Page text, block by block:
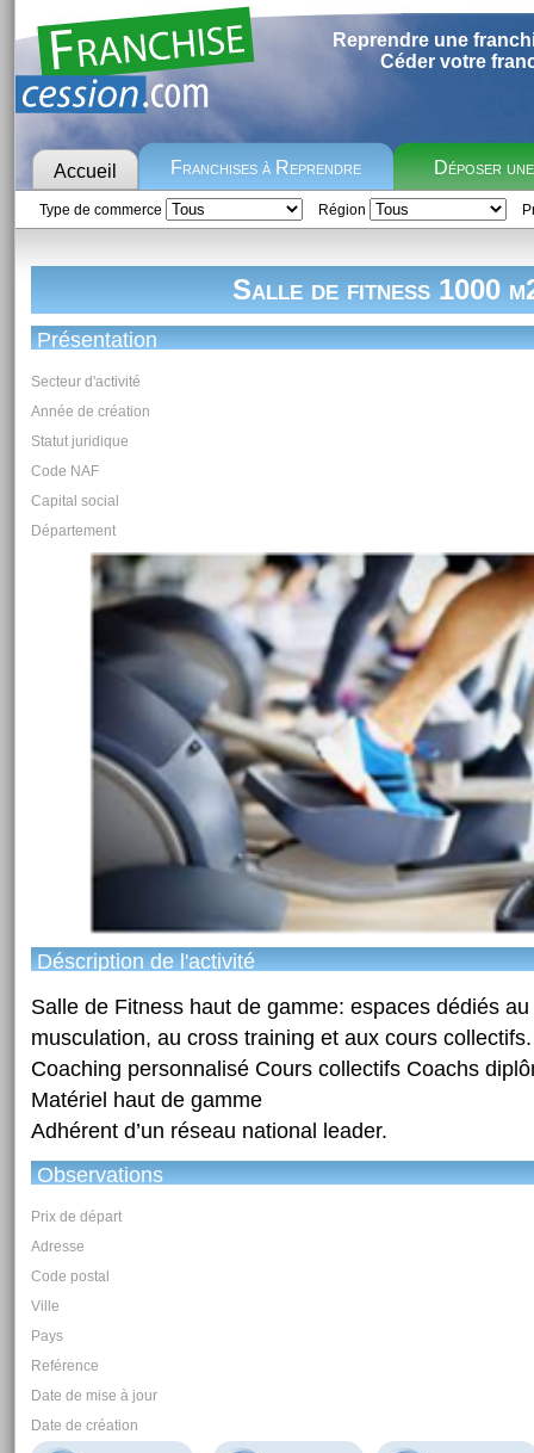
Reprendre une
Céder votre
Accueil Franchises à Reprendre Déposer
Type de commerce Région
Salle de fitness 1000
Présentation
Secteur d'activité
Année de création
Statut juridique
Code NAF
Capital social
Département
Déscription de l'activité
Salle de Fitness haut de gamme: espaces dédiés
musculation, au cross training et aux cours collectifs.
Coaching personnalisé Cours collectifs Coachs
Matériel haut de gamme
Adhérent d’un réseau national leader.
Observations
Prix de départ
Adresse
Code postal
Ville
Pays
Reférence
Date de mise à jour
Date de création